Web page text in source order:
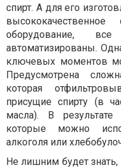
спирт. А для его
оборудование,
автоматизированы.
ключевых моментов
Предусмотрена
которая
присущие спирту (в
масла). В результате
которые можно
алкоголя или
Не лишним будет знать,